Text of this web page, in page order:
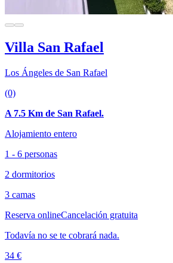
Villa San Rafael
Los Ángeles de San Rafael
(0)
A 7.5 Km de San Rafael.
Alojamiento entero
1 - 6 personas
2 dormitorios
3 camas
Reserva onlineCancelación gratuita
Todavía no se te cobrará nada.
34 €